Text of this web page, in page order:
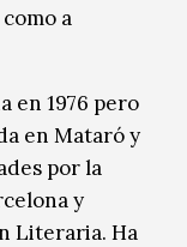
a
en 1976 pero
en Mataró y
por la
y
Literaria. Ha